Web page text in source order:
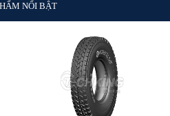
NỔI BẬT